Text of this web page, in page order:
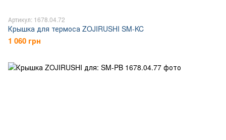
Артикул: 1678.04.72
Крышка для термоса ZOJIRUSHI SM-KC
1 060 грн